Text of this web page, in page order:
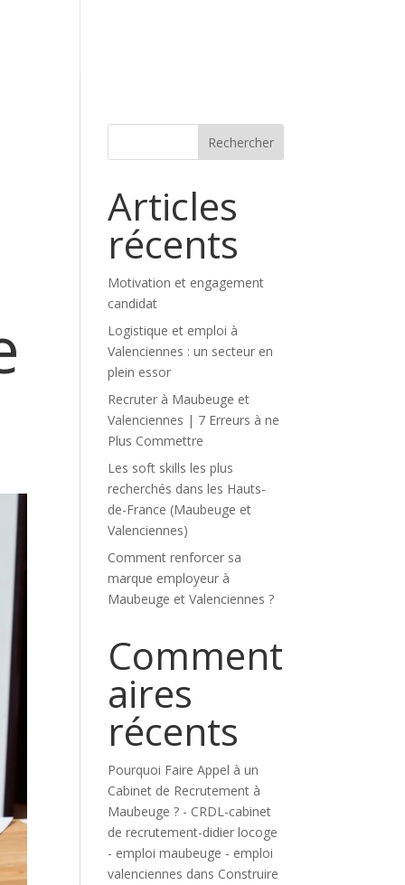
Articles
récents
Motivation et engagement
candidat
Logistique et emploi à
Valenciennes : un secteur en
plein essor
Recruter à Maubeuge et
Valenciennes | 7 Erreurs à ne
Plus Commettre
Les soft skills les plus
recherchés dans les Hauts-
de-France (Maubeuge et
Valenciennes)
Comment renforcer sa
marque employeur à
Maubeuge et Valenciennes ?
Comment
aires
récents
Pourquoi Faire Appel à un
Cabinet de Recrutement à
Maubeuge ? - CRDL-cabinet
de recrutement-didier locoge
- emploi maubeuge - emploi
valenciennes dans Construire